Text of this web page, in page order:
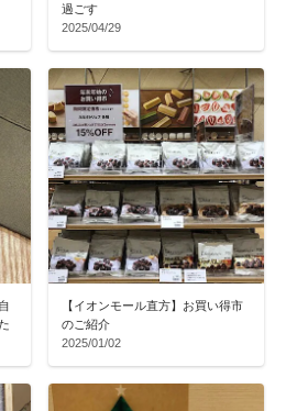
過ごす
2025/04/29
【イオンモール直方】お買い得市
のご紹介
2025/01/02